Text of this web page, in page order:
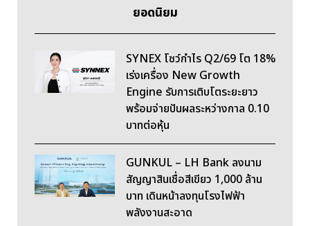
ยอดนิยม
SYNEX โชว์กำไร Q2/69 โต 18%
เร่งเครื่อง New Growth
Engine รับการเติบโตระยะยาว
พร้อมจ่ายปันผลระหว่างกาล 0.10
บาทต่อหุ้น
GUNKUL – LH Bank ลงนาม
สัญญาสินเชื่อสีเขียว 1,000 ล้าน
บาท เดินหน้าลงทุนโรงไฟฟ้า
พลังงานสะอาด